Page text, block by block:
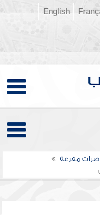
English
مفرغة